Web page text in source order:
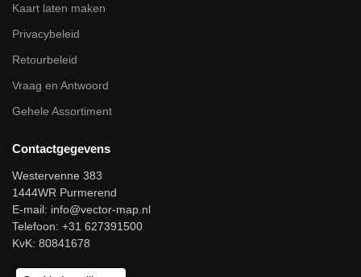
Kaart laten maken
Privacybeleid
Retourbeleid
Vraag en Antwoord
Gehele Assortiment
Contactgegevens
Westervenne 383
1444WR Purmerend
E-mail: info@vector-map.nl
Telefoon: +31 627391500
KvK: 80841678